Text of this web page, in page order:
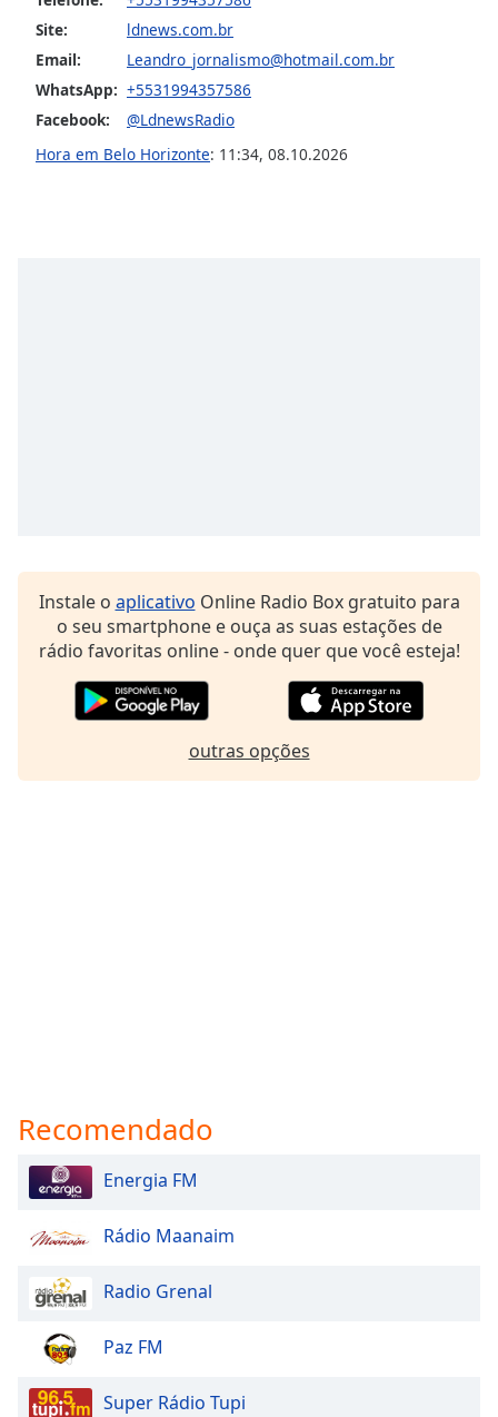
Opacity
Caption
Area
Color
Done
Modal
Site:
ldnews.com.br
Email:
Leandro_jornalismo@hotmail.com.br
WhatsApp: +5531994357586
Facebook:
@LdnewsRadio
Hora em Belo Horizonte: 11:34, 08.10.2026
Instale o aplicativo Online Radio Box gratuito para
o seu smartphone e ouça as suas estações de
rádio favoritas online - onde quer que você esteja!
outras opções
Recomendado
Energia FM
Rádio Maanaim
Radio Grenal
Paz FM
Super Rádio Tupi